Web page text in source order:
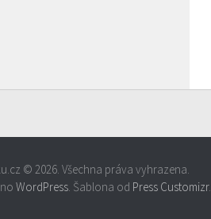
© 2026. Všechna práva vyhrazena.
WordPress. Šablona od Press Customizr.